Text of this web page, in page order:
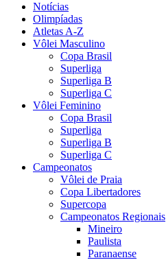
Notícias
Olimpíadas
Atletas A-Z
Vôlei Masculino
Copa Brasil
Superliga
Superliga B
Superliga C
Vôlei Feminino
Copa Brasil
Superliga
Superliga B
Superliga C
Campeonatos
Vôlei de Praia
Copa Libertadores
Supercopa
Campeonatos Regionais
Mineiro
Paulista
Paranaense